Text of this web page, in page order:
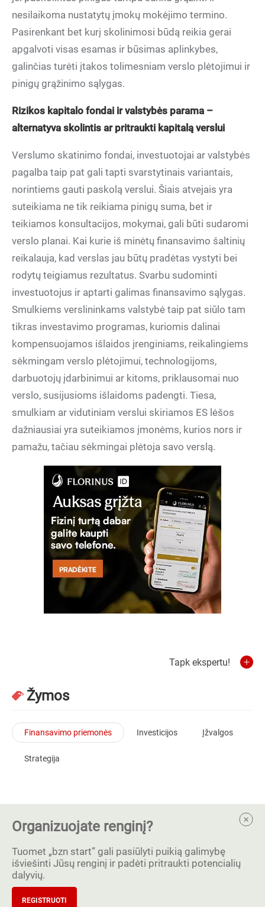
nesilaikoma nustatytų įmokų mokėjimo termino.
Pasirenkant bet kurį skolinimosi būdą reikia gerai
apgalvoti visas esamas ir būsimas aplinkybes,
galinčias turėti įtakos tolimesniam verslo plėtojimui ir
pinigų grąžinimo sąlygas.
Rizikos kapitalo fondai ir valstybės parama –
alternatyva skolintis ar pritraukti kapitalą verslui
Verslumo skatinimo fondai, investuotojai ar valstybės
pagalba taip pat gali tapti svarstytinais variantais,
norintiems gauti paskolą verslui. Šiais atvejais yra
suteikiama ne tik reikiama pinigų suma, bet ir
teikiamos konsultacijos, mokymai, gali būti sudaromi
verslo planai. Kai kurie iš minėtų finansavimo šaltinių
reikalauja, kad verslas jau būtų pradėtas vystyti bei
rodytų teigiamus rezultatus. Svarbu sudominti
investuotojus ir aptarti galimas finansavimo sąlygas.
Smulkiems verslininkams valstybė taip pat siūlo tam
tikras investavimo programas, kuriomis dalinai
kompensuojamos išlaidos įrenginiams, reikalingiems
sėkmingam verslo plėtojimui, technologijoms,
darbuotojų įdarbinimui ar kitoms, priklausomai nuo
verslo, susijusioms išlaidoms padengti. Tiesa,
smulkiam ar vidutiniam verslui skiriamos ES lėšos
dažniausiai yra suteikiamos įmonėms, kurios nors ir
pamažu, tačiau sėkmingai plėtoja savo verslą.
Tapk ekspertu!
Žymos
Finansavimo priemonės Investicijos Įžvalgos
Strategija
Organizuojate renginį?
Tuomet „bzn start” gali pasiūlyti puikią galimybę
išviešinti Jūsų renginį ir padėti pritraukti potencialių
dalyvių.
REGISTRUOTI